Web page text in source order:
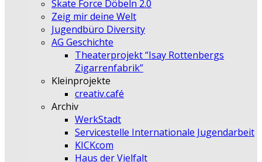
Skate Force Döbeln 2.0
Zeig mir deine Welt
Jugendbüro Diversity
AG Geschichte
Theaterprojekt “Isay Rottenbergs
Zigarrenfabrik”
Kleinprojekte
creativ.café
Archiv
WerkStadt
Servicestelle Internationale Jugendarbeit
KICKcom
Haus der Vielfalt